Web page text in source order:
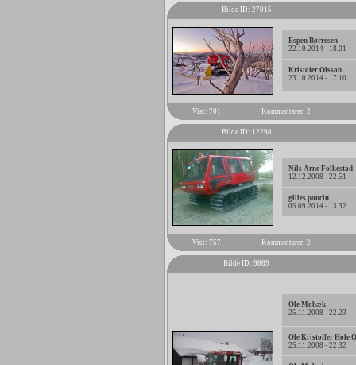
Bilde ID: 27915
Espen Børresen
22.10.2014 - 18.01
Kristofer Olsson
23.10.2014 - 17.10
Vist: 701 Kommentarer: 2
Bilde ID: 12298
Nils Arne Folkestad
12.12.2008 - 22.51
gilles poncin
05.09.2014 - 13.32
Vist: 757 Kommentarer: 2
Bilde ID: 9869
Ole Mobæk
25.11.2008 - 22.23
Ole Kristoffer Hole
25.11.2008 - 22.32